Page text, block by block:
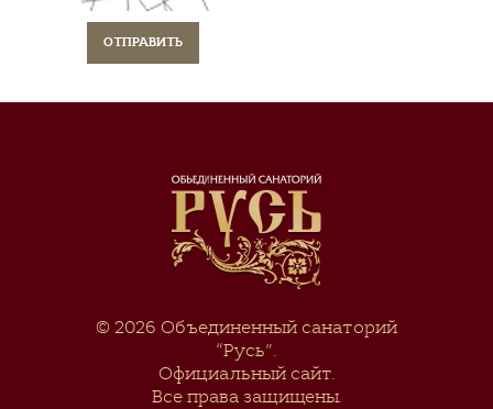
© 2026 Объединенный санаторий
“Русь”.
Официальный сайт.
Все права защищены.